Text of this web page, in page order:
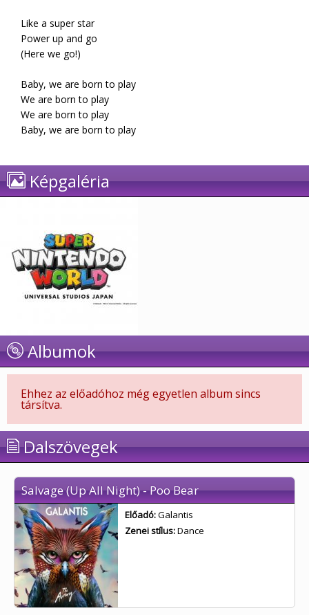
Like a super star
Power up and go
(Here we go!)
Baby, we are born to play
We are born to play
We are born to play
Baby, we are born to play
Képgaléria
Albumok
Ehhez az előadóhoz még egyetlen album sincs
társítva.
Dalszövegek
Salvage (Up All Night) - Poo Bear
Előadó:Galantis
Zenei stílus:Dance